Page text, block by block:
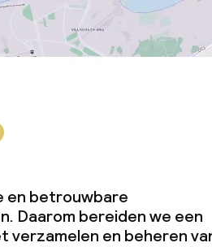
en betrouwbare
Daarom bereiden we een
verzamelen en beheren